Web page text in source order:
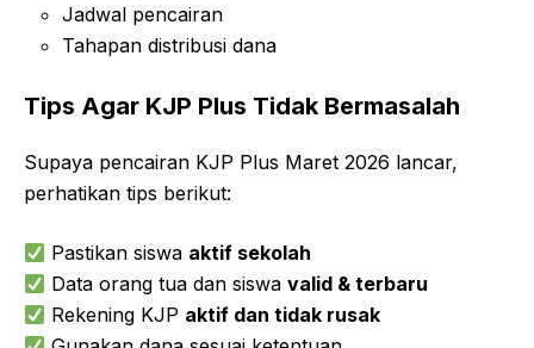
Jadwal pencairan
Tahapan distribusi dana
Tips Agar KJP Plus Tidak Bermasalah
Supaya pencairan KJP Plus Maret 2026 lancar,
perhatikan tips berikut:
Pastikan siswa aktif sekolah
Data orang tua dan siswavalid & terbaru
Rekening KJP aktif dan tidak rusak